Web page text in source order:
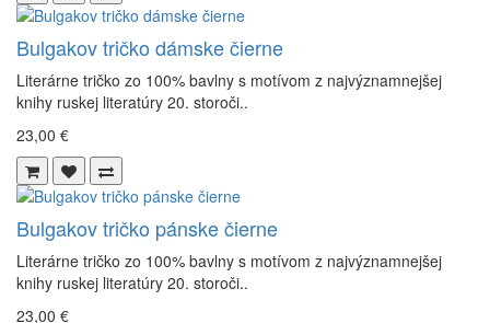
Bulgakov tričko dámske čierne
Literárne tričko zo 100% bavlny s motívom z najvýznamnejšej
knihy ruskej literatúry 20. storoči..
23,00 €
Bulgakov tričko pánske čierne
Literárne tričko zo 100% bavlny s motívom z najvýznamnejšej
knihy ruskej literatúry 20. storoči..
23,00 €